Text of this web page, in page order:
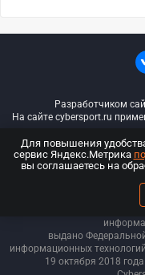
Разработчиком
На сайте cybersport.ru
© ООО
ООО «Киберспорт.ру».
выдано
информационных
19 октября 2018
Для повышения
сервис Яндекс.Метрика
вы соглашаетесь на